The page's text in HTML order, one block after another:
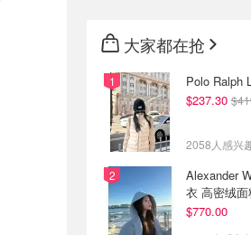
大家都在抢
Polo Ralph
$237.30
2058人感兴
Alexander
衣 高密绒
$770.00